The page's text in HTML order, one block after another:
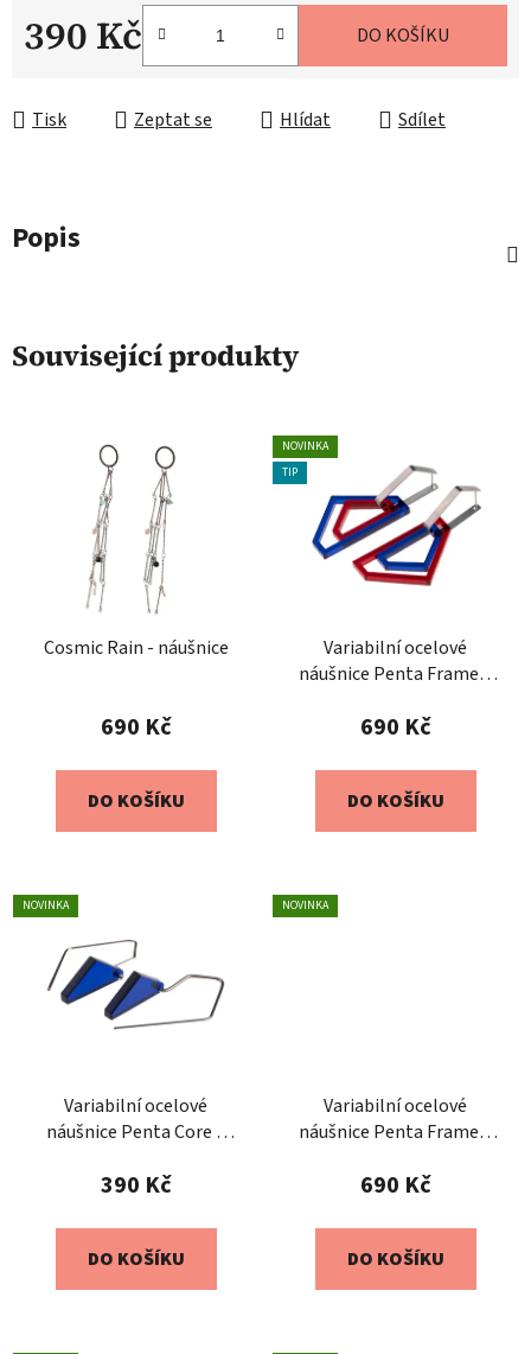
390 Kč DO KOŠÍKU
Tisk Zeptat se Hlídat Sdílet
Popis
Související produkty
Cosmic Rain - náušnice
690 Kč
DO KOŠÍKU
NOVINKA
TIP
Variabilní ocelové
náušnice Penta Frame –
690 Kč
DO KOŠÍKU
NOVINKA
Variabilní ocelové
náušnice Penta Core –
390 Kč
DO KOŠÍKU
NOVINKA
Variabilní ocelové
náušnice Penta Frame –
690 Kč
DO KOŠÍKU